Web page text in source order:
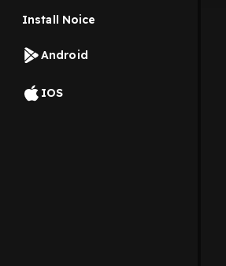
Install Noice
Android
IOS